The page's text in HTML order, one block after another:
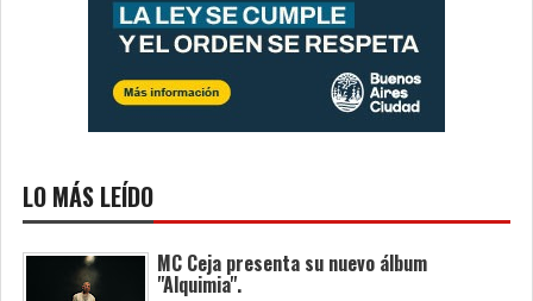
LO MÁS LEÍDO
MC Ceja presenta su nuevo álbum
"Alquimia".